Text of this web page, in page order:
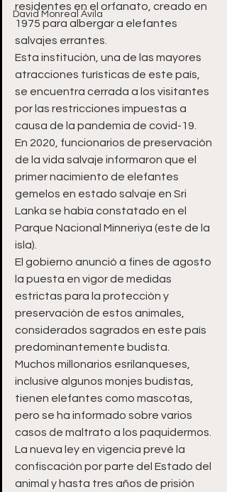
David Monreal Ávila
residentes en el orfanato, creado en
1975 para albergar a elefantes
salvajes errantes.
Esta institución, una de las mayores
atracciones turísticas de este país,
se encuentra cerrada a los visitantes
por las restricciones impuestas a
causa de la pandemia de covid-19.
En 2020, funcionarios de preservación
de la vida salvaje informaron que el
primer nacimiento de elefantes
gemelos en estado salvaje en Sri
Lanka se había constatado en el
Parque Nacional Minneriya (este de la
isla).
El gobierno anunció a fines de agosto
la puesta en vigor de medidas
estrictas para la protección y
preservación de estos animales,
considerados sagrados en este país
predominantemente budista.
Muchos millonarios esrilanqueses,
inclusive algunos monjes budistas,
tienen elefantes como mascotas,
pero se ha informado sobre varios
casos de maltrato a los paquidermos.
La nueva ley en vigencia prevé la
confiscación por parte del Estado del
animal y hasta tres años de prisión